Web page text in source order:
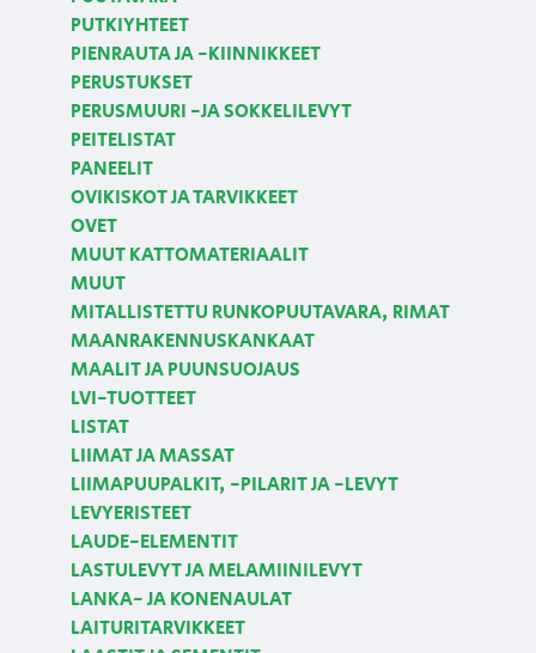
PUTKIYHTEET
PIENRAUTA JA -KIINNIKKEET
PERUSTUKSET
PERUSMUURI -JA SOKKELILEVYT
PEITELISTAT
PANEELIT
OVIKISKOT JA TARVIKKEET
OVET
MUUT KATTOMATERIAALIT
MUUT
MITALLISTETTU RUNKOPUUTAVARA, RIMAT
MAANRAKENNUSKANKAAT
MAALIT JA PUUNSUOJAUS
LVI-TUOTTEET
LISTAT
LIIMAT JA MASSAT
LIIMAPUUPALKIT, -PILARIT JA -LEVYT
LEVYERISTEET
LAUDE-ELEMENTIT
LASTULEVYT JA MELAMIINILEVYT
LANKA- JA KONENAULAT
LAITURITARVIKKEET